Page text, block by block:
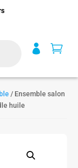
 
/ Ensemble salon
huile